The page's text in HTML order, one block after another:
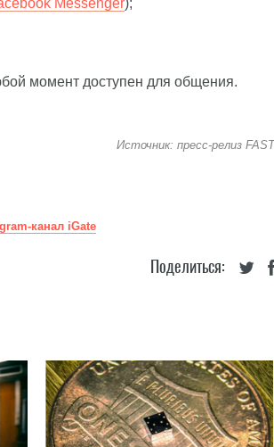
Messenger);
момент доступен для общения.
Источник: пресс-релиз FAST
канал iGate
Поделиться: